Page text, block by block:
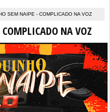
SEM NAIPE - COMPLICADO NA VOZ
NA VOZ